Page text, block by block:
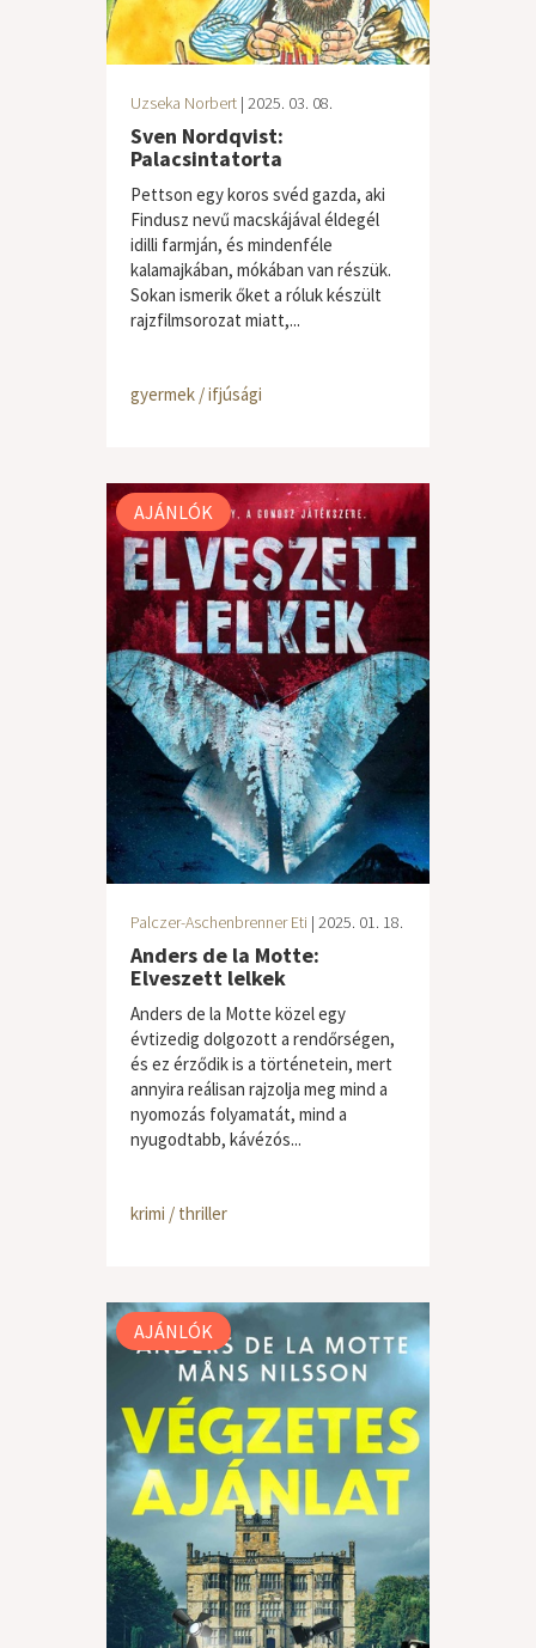
Uzseka Norbert | 2025. 03. 08.
Sven Nordqvist:
Palacsintatorta
Pettson egy koros svéd gazda, aki
Findusz nevű macskájával éldegél
idilli farmján, és mindenféle
kalamajkában, mókában van részük.
Sokan ismerik őket a róluk készült
rajzfilmsorozat miatt,...
gyermek / ifjúsági
AJÁNLÓK
Palczer-Aschenbrenner Eti | 2025. 01. 18.
Anders de la Motte:
Elveszett lelkek
Anders de la Motte közel egy
évtizedig dolgozott a rendőrségen,
és ez érződik is a történetein, mert
annyira reálisan rajzolja meg mind a
nyomozás folyamatát, mind a
nyugodtabb, kávézós...
krimi / thriller
AJÁNLÓK